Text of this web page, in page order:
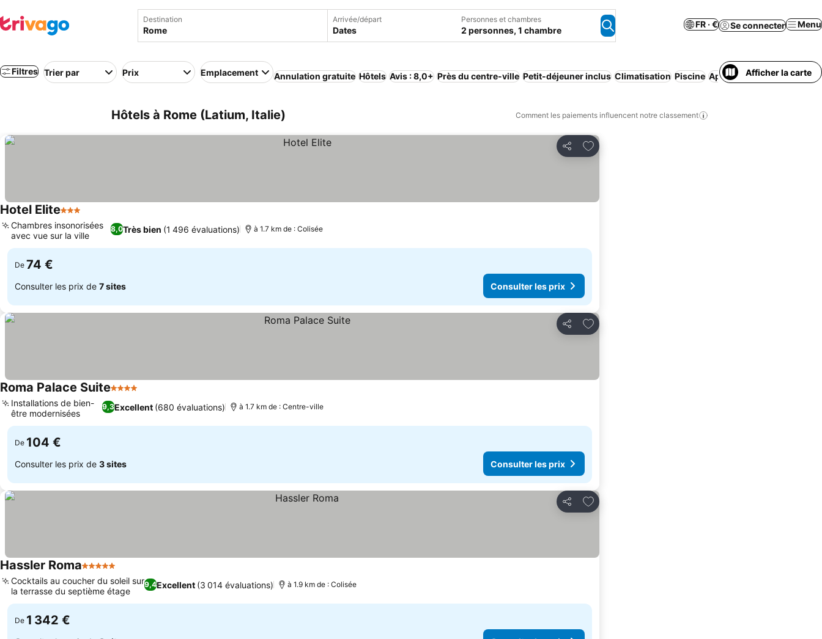
Destination Arrivée/départ
Dates
Personnes et chambres
2 personnes, 1 chambre
FR · € Se connecter Menu
Filtres Trier par Prix Emplacement Annulation gratuite Hôtels Avis : 8,0+ Près du centre-ville Petit-déjeuner inclus Climatisation Piscine Appart'hôtel Parking Wi-
Afficher la carte
Hôtels à Rome (Latium, Italie) Comment les paiements influencent notre classement
Partager
Ajouter à mes favoris
Hotel Elite3 Étoiles
8,0Très bien (1 496 évaluations)
Chambres insonorisées
avec vue sur la ville
à 1.7 km de : Colisée
De 74 €
Consulter les prix de 7 sites Consulter les prix
Partager
Ajouter à mes favoris
Roma Palace Suite4 Étoiles
9,3Excellent (680 évaluations)
Installations de bien-
être modernisées
à 1.7 km de : Centre-ville
De 104 €
Consulter les prix de 3 sites Consulter les prix
Partager
Ajouter à mes favoris
Hassler Roma5 Étoiles
9,4Excellent (3 014 évaluations)
Cocktails au coucher du soleil sur
la terrasse du septième étage
à 1.9 km de : Colisée
De 1 342 €